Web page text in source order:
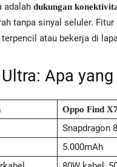
adalah dukungan
tanpa sinyal seluler.
atau bekerja di
Apa yang
Oppo Find
Snapdragon
5.000mAh